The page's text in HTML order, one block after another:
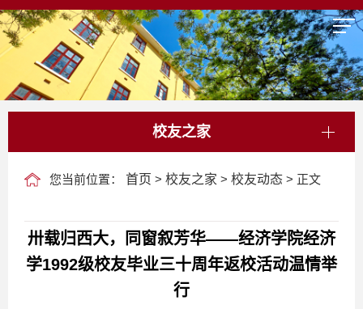
校友之家
您当前位置： 首页 > 校友之家 > 校友动态 > 正文
卅载归西大，同窗叙芳华——经济学院经济
学1992级校友毕业三十周年返校活动温情举
行